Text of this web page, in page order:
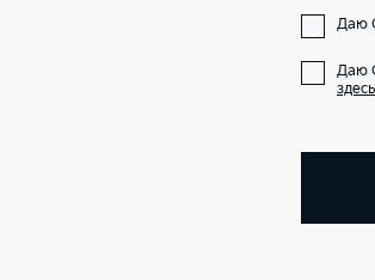
Даю
Даю
здесь